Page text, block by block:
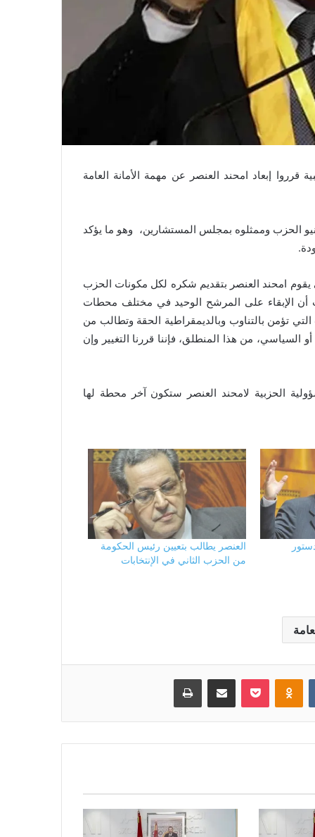
إبعاد امحند العنصر عن مهمة الأمانة العامة
الحزب وممثلوه بمجلس المستشارين، وهو ما يؤكد
امحند العنصر بتقديم شكره لكل مكونات الحزب
أن الإبقاء على المرشح الوحيد في مختلف محطات
تؤمن بالتناوب وبالديمقراطية الحقة وتطالب من
السياسي، من هذا المنطلق، فإننا قررنا التغيير وإن
الحزبية لامحند العنصر ستكون آخر محطة لها
العنصر يطالب بتعيين رئيس الحكومة
من الحزب الثاني في الإنتخابات
Odnoklassniki
بوكيت مشاركة عبر البريد طباعة